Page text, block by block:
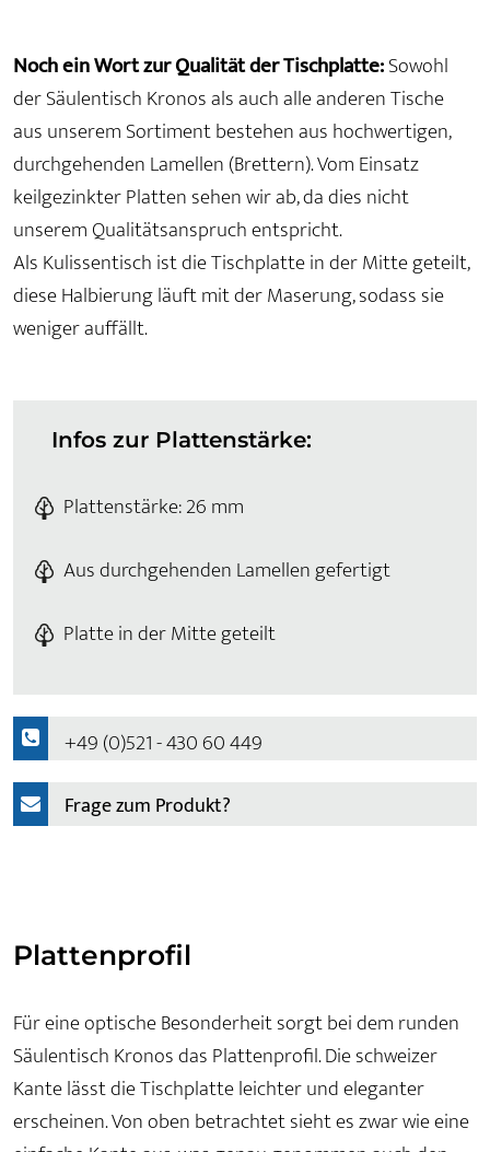
Noch ein Wort zur Qualität der Tischplatte:Sowohl
der Säulentisch Kronos als auch alle anderen Tische
aus unserem Sortiment bestehen aus hochwertigen,
durchgehenden Lamellen (Brettern). Vom Einsatz
keilgezinkter Platten sehen wir ab, da dies nicht
unserem Qualitätsanspruch entspricht.
Als Kulissentisch ist die Tischplatte in der Mitte geteilt,
diese Halbierung läuft mit der Maserung, sodass sie
weniger auffällt.
Infos zur Plattenstärke:
Plattenstärke: 26 mm
Aus durchgehenden Lamellen gefertigt
Platte in der Mitte geteilt
+49 (0)521 - 430 60 449
Frage zum Produkt?
Plattenprofil
Für eine optische Besonderheit sorgt bei dem runden
Säulentisch Kronos das Plattenprofil. Die schweizer
Kante lässt die Tischplatte leichter und eleganter
erscheinen. Von oben betrachtet sieht es zwar wie eine